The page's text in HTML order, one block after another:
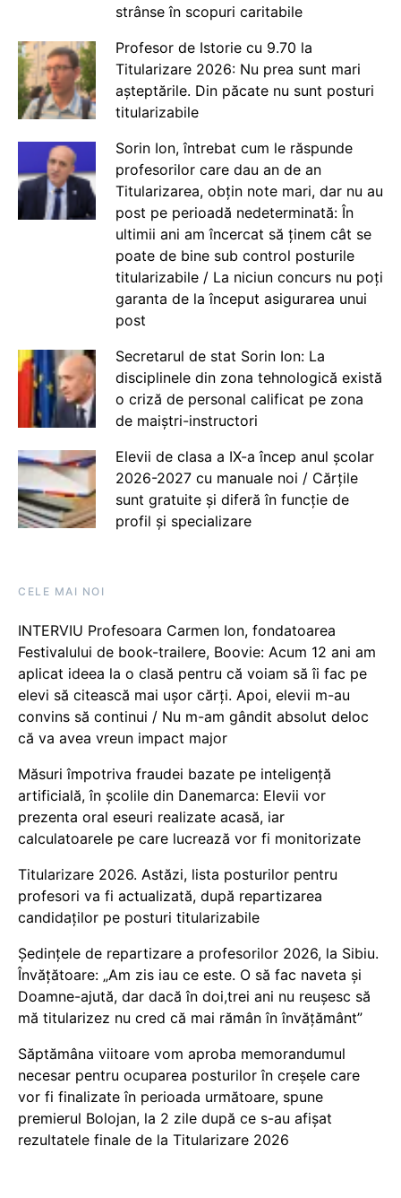
strânse în scopuri caritabile
Profesor de Istorie cu 9.70 la
Titularizare 2026: Nu prea sunt mari
așteptările. Din păcate nu sunt posturi
titularizabile
Sorin Ion, întrebat cum le răspunde
profesorilor care dau an de an
Titularizarea, obțin note mari, dar nu au
post pe perioadă nedeterminată: În
ultimii ani am încercat să ținem cât se
poate de bine sub control posturile
titularizabile / La niciun concurs nu poți
garanta de la început asigurarea unui
post
Secretarul de stat Sorin Ion: La
disciplinele din zona tehnologică există
o criză de personal calificat pe zona
de maiștri-instructori
Elevii de clasa a IX-a încep anul școlar
2026-2027 cu manuale noi / Cărțile
sunt gratuite și diferă în funcție de
profil și specializare
CELE MAI NOI
INTERVIU Profesoara Carmen Ion, fondatoarea
Festivalului de book-trailere, Boovie: Acum 12 ani am
aplicat ideea la o clasă pentru că voiam să îi fac pe
elevi să citească mai ușor cărți. Apoi, elevii m-au
convins să continui / Nu m-am gândit absolut deloc
că va avea vreun impact major
Măsuri împotriva fraudei bazate pe inteligență
artificială, în școlile din Danemarca: Elevii vor
prezenta oral eseuri realizate acasă, iar
calculatoarele pe care lucrează vor fi monitorizate
Titularizare 2026. Astăzi, lista posturilor pentru
profesori va fi actualizată, după repartizarea
candidaților pe posturi titularizabile
Ședințele de repartizare a profesorilor 2026, la Sibiu.
Învățătoare: „Am zis iau ce este. O să fac naveta și
Doamne-ajută, dar dacă în doi,trei ani nu reușesc să
mă titularizez nu cred că mai rămân în învățământ”
Săptămâna viitoare vom aproba memorandumul
necesar pentru ocuparea posturilor în creșele care
vor fi finalizate în perioada următoare, spune
premierul Bolojan, la 2 zile după ce s-au afișat
rezultatele finale de la Titularizare 2026